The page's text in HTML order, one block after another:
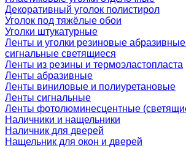
Декоративный уголок полистирол
Уголок под тяжёлые обои
Уголки штукатурные
Ленты и уголки резиновые
сигнальные светящиеся
Ленты из резины и термоэластопласта
Ленты абразивные
Ленты виниловые и полиуретановые
Ленты сигнальные
Ленты фотолюминесцентные
Наличники и нащельники
Наличник для дверей
Нащельник для окон и дверей